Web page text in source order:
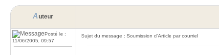
Auteur
Posté le :
11/06/2005, 09:57
Sujet du message : Soumission d'Article par courriel